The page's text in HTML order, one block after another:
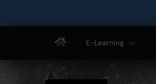
E-Learning